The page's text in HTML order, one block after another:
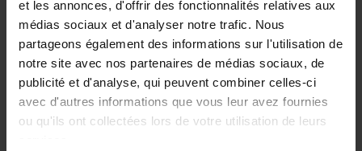
et les annonces, d'offrir des fonctionnalités relatives aux
médias sociaux et d'analyser notre trafic. Nous
partageons également des informations sur l'utilisation de
notre site avec nos partenaires de médias sociaux, de
publicité et d'analyse, qui peuvent combiner celles-ci
avec d'autres informations que vous leur avez fournies
ou qu'ils ont collectées lors de votre utilisation de leurs